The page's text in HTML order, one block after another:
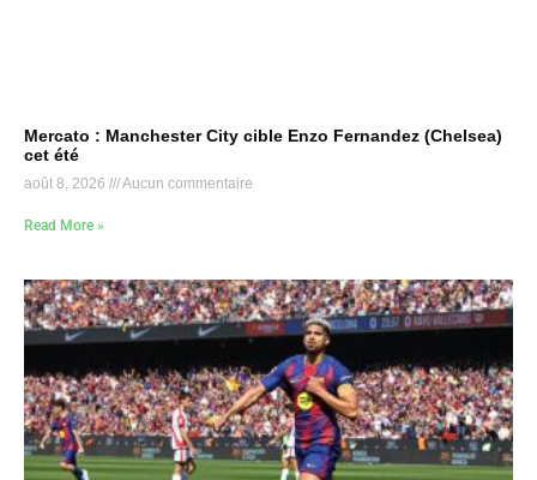
Mercato : Manchester City cible Enzo Fernandez (Chelsea)
cet été
août 8, 2026 Aucun commentaire
Read More »